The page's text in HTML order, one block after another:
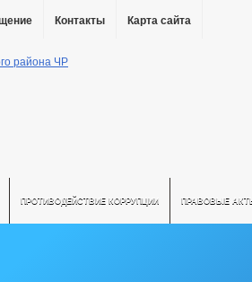
Контакты Карта сайта
ПРОТИВОДЕЙСТВИЕ КОРРУПЦИИ ПРАВОВЫЕ